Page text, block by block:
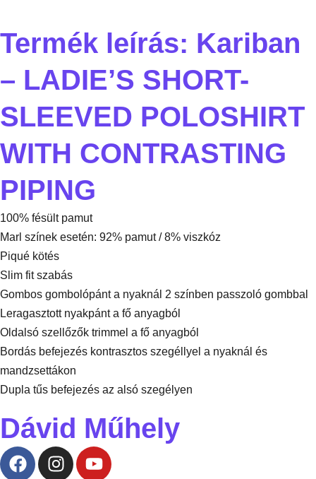
Termék leírás: Kariban
– LADIE’S SHORT-
SLEEVED POLOSHIRT
WITH CONTRASTING
PIPING
100% fésült pamut
Marl színek esetén: 92% pamut / 8% viszkóz
Piqué kötés
Slim fit szabás
Gombos gombolópánt a nyaknál 2 színben passzoló gombbal
Leragasztott nyakpánt a fő anyagból
Oldalsó szellőzők trimmel a fő anyagból
Bordás befejezés kontrasztos szegéllyel a nyaknál és
mandzsettákon
Dupla tűs befejezés az alsó szegélyen
Dávid Műhely